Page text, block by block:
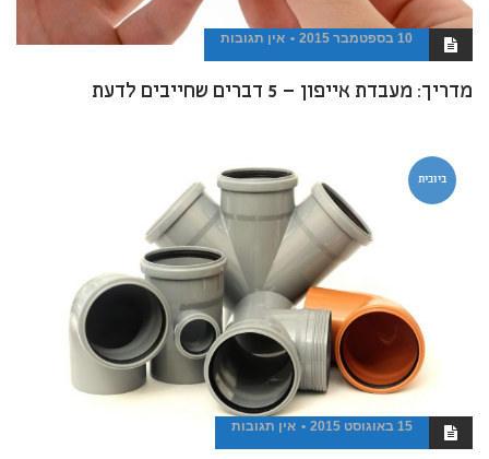
10 בספטמבר 2015 אין תגובות
מדריך: מעבדת אייפון – 5 דברים שחייבים לדעת
ביובית
15 באוגוסט 2015 אין תגובות